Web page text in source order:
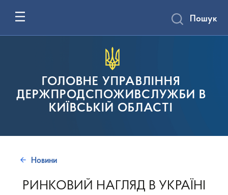
ГОЛОВНЕ УПРАВЛІННЯ
ДЕРЖПРОДСПОЖИВСЛУЖБИ В
КИЇВСЬКІЙ ОБЛАСТІ
Пошук
Новини
РИНКОВИЙ НАГЛЯД В УКРАЇНІ